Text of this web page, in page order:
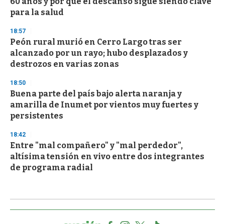
para la salud
18:57
Peón rural murió en Cerro Largo tras ser
alcanzado por un rayo; hubo desplazados y
destrozos en varias zonas
18:50
Buena parte del país bajo alerta naranja y
amarilla de Inumet por vientos muy fuertes y
persistentes
18:42
Entre "mal compañero" y "mal perdedor",
altísima tensión en vivo entre dos integrantes
de programa radial